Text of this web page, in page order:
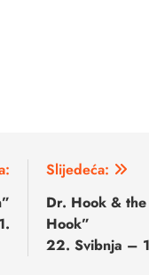
Slijedeća:
Dr. Hook &
Hook”
22. Svibnja –